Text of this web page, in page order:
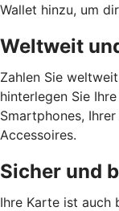
Wallet hinzu, um
Weltweit
Zahlen Sie
hinterlegen Sie
Smartphones,
Accessoires.
Sicher und
Ihre Karte ist auch